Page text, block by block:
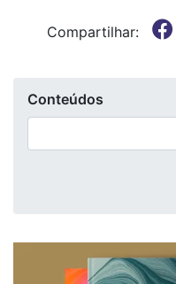
Compartilhar:
Conteúdos